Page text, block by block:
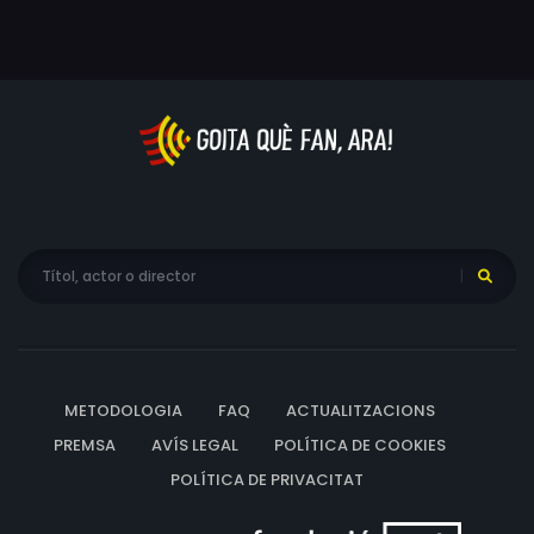
Dave Weigel, Madeline Bocchiaro, Sue Harris, Ben House,
Evan Weiss, Alex Casnoff, Patrick Kelly, Eli Pearl, Daniel
Starr, Talia Shire, George Segal, Molly Ringwald, Elvis
Chico Marx, Jerry Lee Lewis, John Lennon, Mick Jagger,
Luc Godard, Danny DeVito, Doris Day, Roger Daltrey, Dick
Clark, Belinda Carlisle, Tim Burton, James Brown, Chuck
Berry, Steve McDonald
METODOLOGIA FAQ
ACTUALITZACIONS
PREMSA
AVÍS LEGAL
POLÍTICA DE COOKIES
POLÍTICA DE PRIVACITAT